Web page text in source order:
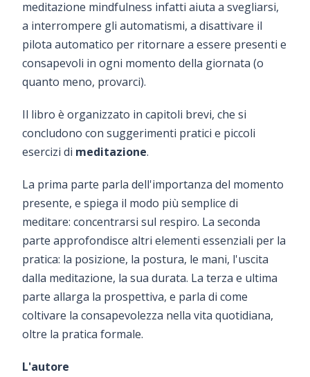
meditazione mindfulness infatti aiuta a svegliarsi,
a interrompere gli automatismi, a disattivare il
pilota automatico per ritornare a essere presenti e
consapevoli in ogni momento della giornata (o
quanto meno, provarci).
Il libro è organizzato in capitoli brevi, che si
concludono con suggerimenti pratici e piccoli
esercizi di meditazione.
La prima parte parla dell'importanza del momento
presente, e spiega il modo più semplice di
meditare: concentrarsi sul respiro. La seconda
parte approfondisce altri elementi essenziali per la
pratica: la posizione, la postura, le mani, l'uscita
dalla meditazione, la sua durata. La terza e ultima
parte allarga la prospettiva, e parla di come
coltivare la consapevolezza nella vita quotidiana,
oltre la pratica formale.
L'autore